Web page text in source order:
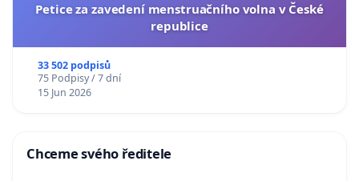
Petice za zavedení menstruačního volna v České
republice
33 502 podpisů
75 Podpisy / 7 dní
15 Jun 2026
Chceme svého ředitele